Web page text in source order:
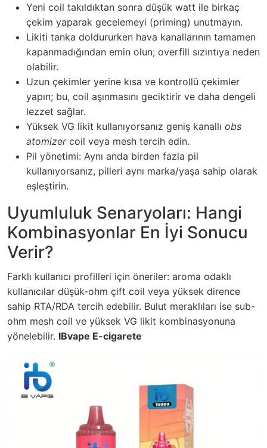
Yeni coil takıldıktan sonra düşük watt ile birkaç
çekim yaparak gecelemeyi (priming) unutmayın.
Likiti tanka doldururken hava kanallarının tamamen
kapanmadığından emin olun; overfill sızıntıya neden
olabilir.
Uzun çekimler yerine kısa ve kontrollü çekimler
yapın; bu, coil aşınmasını geciktirir ve daha dengeli
lezzet sağlar.
Yüksek VG likit kullanıyorsanız geniş kanallı obs
atomizercoil veya mesh tercih edin.
Pil yönetimi: Aynı anda birden fazla pil
kullanıyorsanız, pilleri aynı marka/yaşa sahip olarak
eşleştirin.
Uyumluluk Senaryoları: Hangi
Kombinasyonlar En İyi Sonucu
Verir?
Farklı kullanıcı profilleri için öneriler: aroma odaklı
kullanıcılar düşük-ohm çift coil veya yüksek dirence
sahip RTA/RDA tercih edebilir. Bulut meraklıları ise sub-
ohm mesh coil ve yüksek VG likit kombinasyonuna
yönelebilir. IBvape E-cigarete